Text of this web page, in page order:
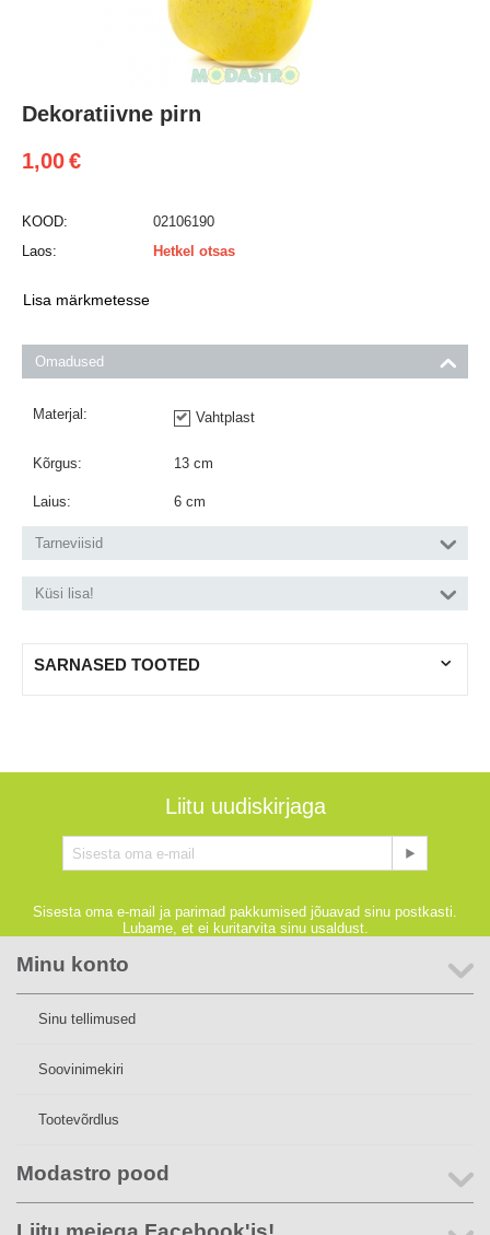
Dekoratiivne pirn
1,00€
KOOD:
02106190
Laos:
Hetkel otsas
Lisa märkmetesse
Omadused
Materjal: Vahtplast
Kõrgus: 13 cm
Laius: 6 cm
Tarneviisid
Küsi lisa!
SARNASED TOOTED
Liitu uudiskirjaga
Sisesta oma e-mail ja parimad pakkumised jõuavad sinu postkasti.
Lubame, et ei kuritarvita sinu usaldust.
Minu konto
Sinu tellimused
Soovinimekiri
Tootevõrdlus
Modastro pood